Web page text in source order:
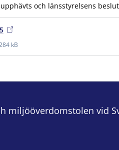
och länsstyrelsens
kB
miljööverdomstolen vid